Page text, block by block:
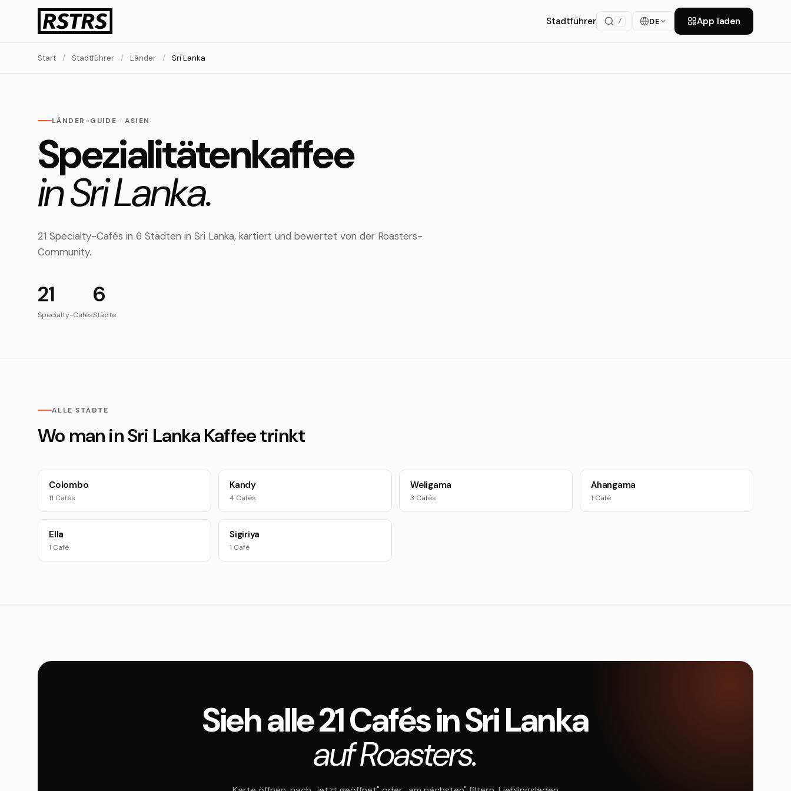
Stadtführer / DE App laden
Start / Stadtführer / Länder / Sri Lanka
LÄNDER-GUIDE · ASIEN
Spezialitätenkaffee
in Sri Lanka.
21 Specialty-Cafés in 6 Städten in Sri Lanka, kartiert und bewertet von der Roasters-
Community.
21
Specialty-Cafés
6
Städte
ALLE STÄDTE
Wo man in Sri Lanka Kaffee trinkt
Colombo
11 Cafés
Kandy
4 Cafés
Weligama
3 Cafés
Ahangama
1 Café
Ella
1 Café
Sigiriya
1 Café
Sieh alle 21 Cafés in Sri Lanka
auf Roasters.